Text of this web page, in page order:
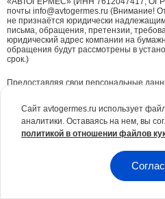
почты info@avtogermes.ru (Внимание!
не признаётся юридически
письма, обращения, претензии,
юридический адрес компании на
обращения будут рассмотрены в
срок.)
Предоставляя свои персональные
Для повышения удобства работы с
работы компания АвтоГЕРМЕС
идентифицируют Ваши личные данные.
конфиденциальной. При
помощью настроек браузера.
Сайт avtogermes.ru использует
аналитики. Оставаясь на нем, вы
политикой в отношении файлов